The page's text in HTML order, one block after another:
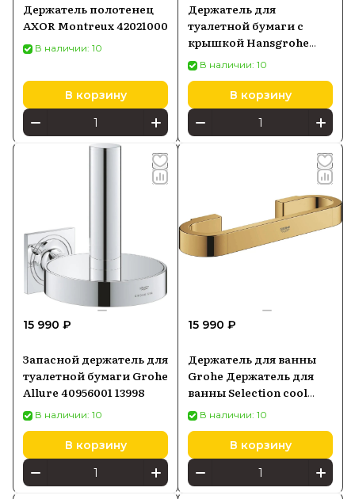
Держатель полотенец
AXOR Montreux 42021000
В наличии: 10
В корзину
Держатель для
туалетной бумаги с
крышкой Hansgrohe
AddStoris, белый
матовый 41753700
В наличии: 10
В корзину
15 990 ₽
Запасной держатель для
туалетной бумаги Grohe
Allure 40956001 13998
В наличии: 10
В корзину
15 990 ₽
Держатель для ванны
Grohe Держатель для
ванны Selection cool
sunrise 41064GL0
В наличии: 10
В корзину